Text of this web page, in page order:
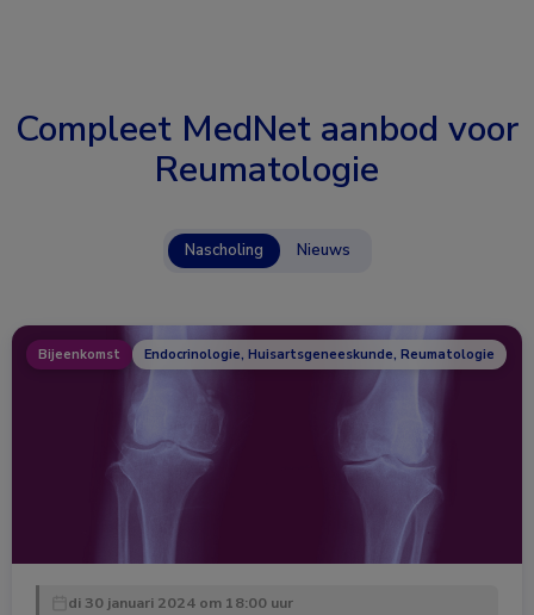
Compleet MedNet aanbod voor
Reumatologie
Nascholing Nieuws
Bijeenkomst Endocrinologie, Huisartsgeneeskunde, Reumatologie
di 30 januari 2024 om 18:00 uur